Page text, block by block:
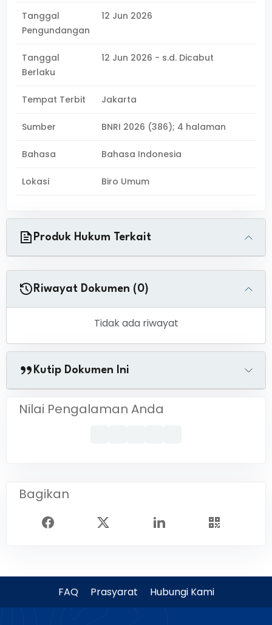
Tanggal
Pengundangan
12 Jun 2026
Tanggal
Berlaku
12 Jun 2026 - s.d. Dicabut
Tempat Terbit Jakarta
Sumber BNRI 2026 (386); 4 halaman
Bahasa Bahasa Indonesia
Lokasi Biro Umum
Produk Hukum Terkait
Riwayat Dokumen (0)
Tidak ada riwayat
Kutip Dokumen Ini
Nilai Pengalaman Anda
Bagikan
FAQ Prasyarat Hubungi Kami